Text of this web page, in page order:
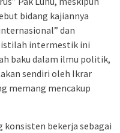
bidang kajiannya
dan
istilah intermestik ini
baku dalam ilmu politik,
sendiri oleh Ikrar
memang mencakup
konsisten bekerja sebagai